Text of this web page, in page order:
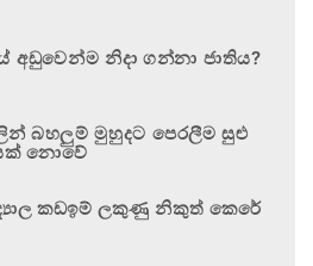
අඩුවෙන්ම නිදා ගන්නා ජාතිය?
බහලුම් මුහුදට පෙරලීම සුළු
නොවේ
කඩඉම් ලකුණු නිකුත් කෙරේ